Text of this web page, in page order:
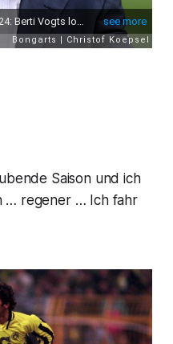
Saison und ich
… regener … Ich fahr